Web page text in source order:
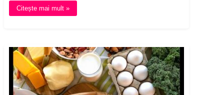
Citește mai mult »